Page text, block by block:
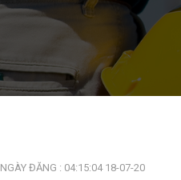
NGÀY ĐĂNG : 04:15:04 18-07-20